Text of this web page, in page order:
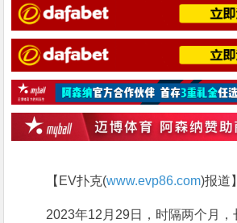
【EV扑克(www.evp86.com)报道】
2023年12月29日，时隔两个月